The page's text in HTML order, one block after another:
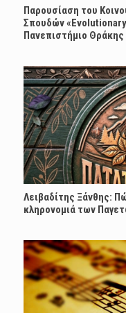
Παρουσίαση του
Σπουδών
Πανεπιστήμιο Θράκης
Λειβαδίτης Ξάνθης:
κληρονομιά των